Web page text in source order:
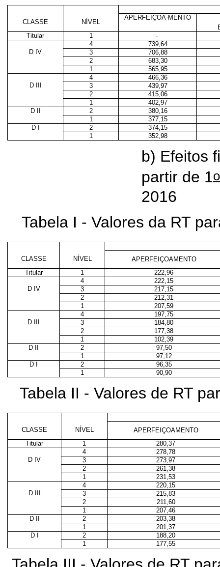
CLASSE NÍVEL
APERFEIÇOA-MENTO
Titular
1
-
4
739,64
D IV
3
706,88
2
683,30
1
565,95
4
466,36
D III
3
439,97
2
415,06
1
402,97
D II
2
380,16
1
377,15
D I
2
374,15
1
352,98
b) Efeitos
partir de 1o
2016
Tabela I - Valores da RT
CLASSE NÍVEL
APERFEIÇOAMENTO
Titular
1
222,96
4
222,15
D IV
3
217,15
2
212,31
1
207,59
4
197,75
D III
3
184,80
2
177,38
1
102,39
D II
2
97,50
1
97,12
D I
2
96,35
1
90,90
Tabela II - Valores de RT
CLASSE NÍVEL
APERFEIÇOAMENTO
Titular
1
280,37
4
278,78
D IV
3
273,97
2
261,38
1
231,53
4
220,15
D III
3
215,83
2
211,60
1
207,46
D II
2
203,38
1
201,37
D I
2
188,20
1
177,55